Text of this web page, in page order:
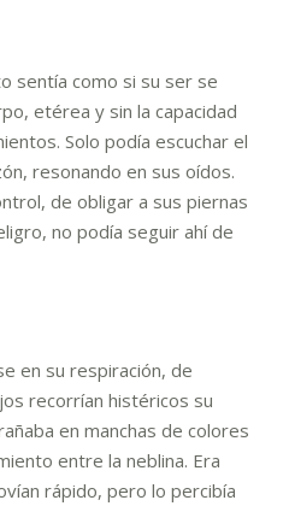
como si su ser se
etérea y sin la capacidad
Solo podía escuchar el
resonando en sus oídos.
de obligar a sus piernas
no podía seguir ahí de
su respiración, de
recorrían histéricos su
en manchas de colores
entre la neblina. Era
rápido, pero lo percibía